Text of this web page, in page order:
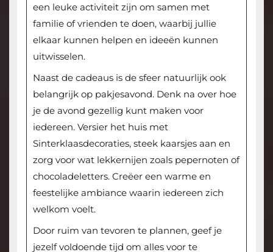
een leuke activiteit zijn om samen met
familie of vrienden te doen, waarbij jullie
elkaar kunnen helpen en ideeën kunnen
uitwisselen.
Naast de cadeaus is de sfeer natuurlijk ook
belangrijk op pakjesavond. Denk na over hoe
je de avond gezellig kunt maken voor
iedereen. Versier het huis met
Sinterklaasdecoraties, steek kaarsjes aan en
zorg voor wat lekkernijen zoals pepernoten of
chocoladeletters. Creëer een warme en
feestelijke ambiance waarin iedereen zich
welkom voelt.
Door ruim van tevoren te plannen, geef je
jezelf voldoende tijd om alles voor te